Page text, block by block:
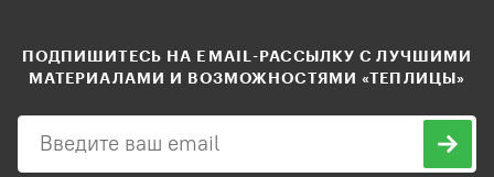
ПОДПИШИТЕСЬ НА EMAIL-РАССЫЛКУ С ЛУЧШИМИ
МАТЕРИАЛАМИ И ВОЗМОЖНОСТЯМИ «ТЕПЛИЦЫ»